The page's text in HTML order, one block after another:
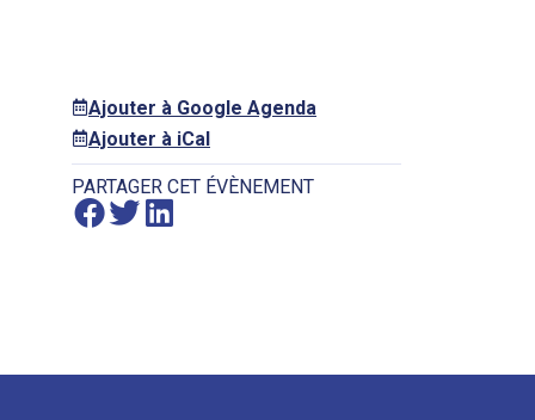
Ajouter à Google Agenda
Ajouter à iCal
PARTAGER CET ÉVÈNEMENT